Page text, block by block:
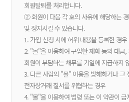
회원탈퇴를 처리합니다.
② 회원이 다음 각 호의 사유에 해당하는
및 정지시킬 수 있습니다.
1. 가입 신청 시에 허위 내용을 등록한 경우
2. "몰"을 이용하여 구입한 재화 등의 대금
회원이 부담하는 채무를 기일에 지급하지
3. 다른 사람의 "몰" 이용을 방해하거나 그
전자상거래 질서를 위협하는 경우
4. "몰"을 이용하여 법령 또는 이 약관이